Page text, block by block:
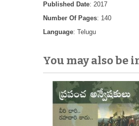
Published Date: 2017
Number Of Pages: 140
Language: Telugu
You may also be